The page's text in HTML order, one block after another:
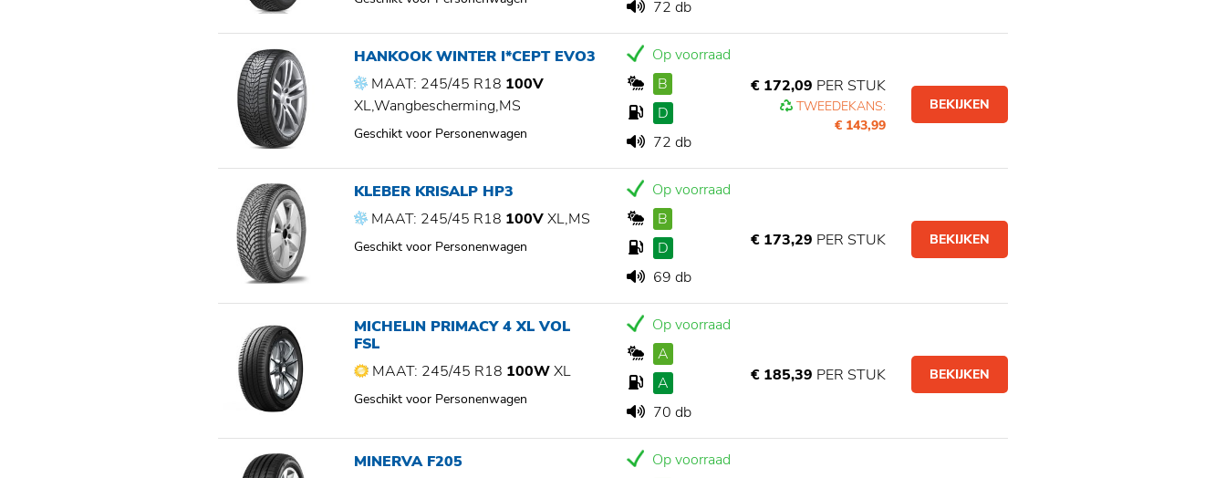
72 db
HANKOOK WINTER I*CEPT EVO3
MAAT: 245/45 R18 100V
XL,Wangbescherming,MS
Geschikt voor Personenwagen
Op voorraad
B
D
72 db
€ 172,09 PER STUK
TWEEDEKANS:
€ 143,99
BEKIJKEN
KLEBER KRISALP HP3
MAAT: 245/45 R18 100VXL,MS
Geschikt voor Personenwagen
Op voorraad
B
D
69 db
€ 173,29 PER STUK BEKIJKEN
MICHELIN PRIMACY 4 XL VOL
FSL
MAAT: 245/45 R18 100WXL
Geschikt voor Personenwagen
Op voorraad
A
A
70 db
€ 185,39 PER STUK BEKIJKEN
MINERVA F205
Op voorraad